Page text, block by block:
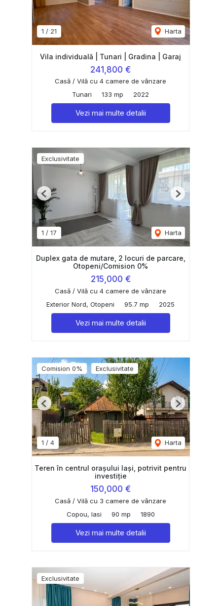
1 / 21 Harta
Vila individuală | Tunari | Gradina | Garaj
241,800 €
Casă / Vilă cu 4 camere de vânzare
Tunari
133 mp 2022
Vezi mai multe detalii
Exclusivitate
1 / 17 Harta
Previous Next
Duplex gata de mutare, 2 locuri de parcare,
Otopeni/Comision 0%
215,000 €
Casă / Vilă cu 4 camere de vânzare
Exterior Nord, Otopeni
95.7 mp 2025
Vezi mai multe detalii
Comision 0% Exclusivitate
1 / 4 Harta
Previous Next
Teren în centrul orașului Iași, potrivit pentru
investiție
150,000 €
Casă / Vilă cu 3 camere de vânzare
Copou, Iasi
90 mp 1890
Vezi mai multe detalii
Exclusivitate